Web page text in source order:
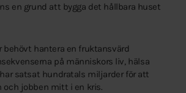
en grund att bygga det hållbara huset
behövt hantera en fruktansvärd
på människors liv, hälsa
satsat hundratals miljarder för att
och jobben mitt i en kris.